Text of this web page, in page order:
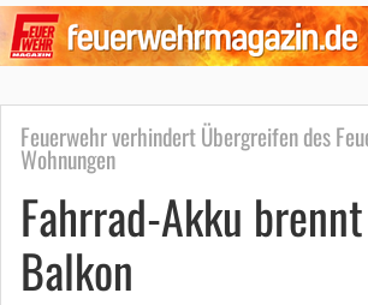
Feuerwehr verhindert Übergreifen des
Wohnungen
Fahrrad-Akku
Balkon